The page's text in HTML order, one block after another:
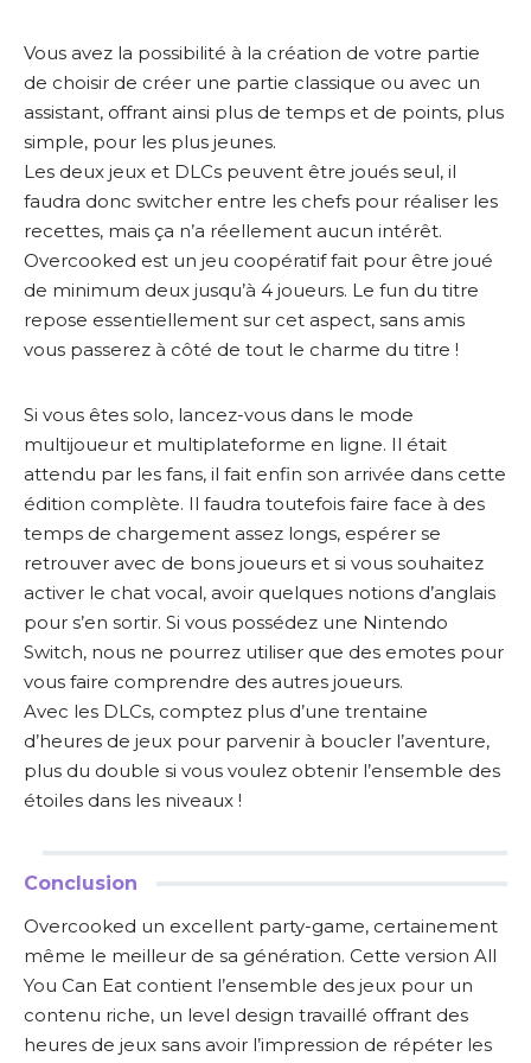
Vous avez la possibilité à la création de votre partie
de choisir de créer une partie classique ou avec un
assistant, offrant ainsi plus de temps et de points, plus
simple, pour les plus jeunes.
Les deux jeux et DLCs peuvent être joués seul, il
faudra donc switcher entre les chefs pour réaliser les
recettes, mais ça n’a réellement aucun intérêt.
Overcooked est un jeu coopératif fait pour être joué
de minimum deux jusqu’à 4 joueurs. Le fun du titre
repose essentiellement sur cet aspect, sans amis
vous passerez à côté de tout le charme du titre !
Si vous êtes solo, lancez-vous dans le mode
multijoueur et multiplateforme en ligne. Il était
attendu par les fans, il fait enfin son arrivée dans cette
édition complète. Il faudra toutefois faire face à des
temps de chargement assez longs, espérer se
retrouver avec de bons joueurs et si vous souhaitez
activer le chat vocal, avoir quelques notions d’anglais
pour s’en sortir. Si vous possédez une Nintendo
Switch, nous ne pourrez utiliser que des emotes pour
vous faire comprendre des autres joueurs.
Avec les DLCs, comptez plus d’une trentaine
d’heures de jeux pour parvenir à boucler l’aventure,
plus du double si vous voulez obtenir l’ensemble des
étoiles dans les niveaux !
Conclusion
Overcooked un excellent party-game, certainement
même le meilleur de sa génération. Cette version All
You Can Eat contient l’ensemble des jeux pour un
contenu riche, un level design travaillé offrant des
heures de jeux sans avoir l’impression de répéter les